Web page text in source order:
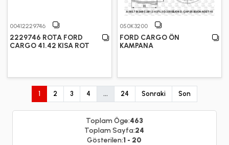
00412229746
2229746 ROTA FORD
CARGO 41.42 KISA ROT
050K3200
FORD CARGO ÖN
KAMPANA
1 2 3 4 ... 24 Sonraki Son
Toplam Öge:463
Toplam Sayfa:24
Gösterilen:1 - 20